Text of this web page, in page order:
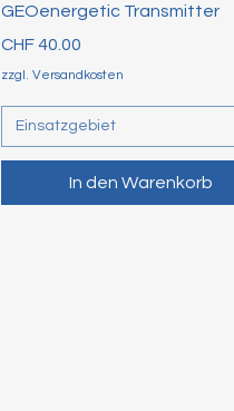
GEOenergetic Transmitter
Preis
CHF 40.00
zzgl. Versandkosten
Einsatzgebiet
In den Warenkorb